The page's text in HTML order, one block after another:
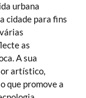
urbana
cidade para fins
as
A sua
artístico,
que promove a